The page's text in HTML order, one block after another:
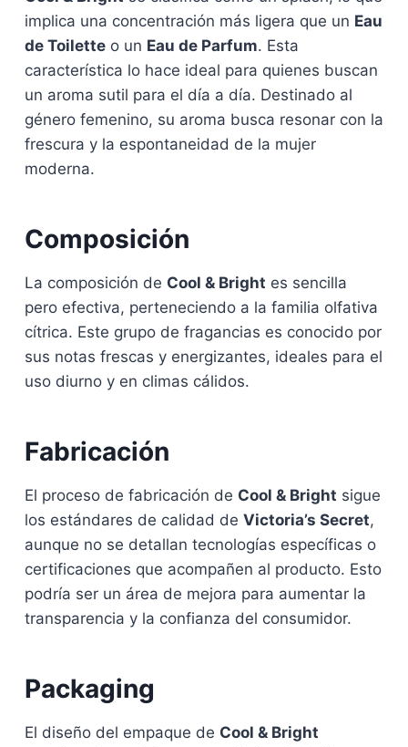
implica una concentración más ligera que un Eau
de Toilette o un Eau de Parfum. Esta
característica lo hace ideal para quienes buscan
un aroma sutil para el día a día. Destinado al
género femenino, su aroma busca resonar con la
frescura y la espontaneidad de la mujer
moderna.
Composición
La composición de Cool & Bright es sencilla
pero efectiva, perteneciendo a la familia olfativa
cítrica. Este grupo de fragancias es conocido por
sus notas frescas y energizantes, ideales para el
uso diurno y en climas cálidos.
Fabricación
El proceso de fabricación de Cool & Bright sigue
los estándares de calidad de Victoria’s Secret,
aunque no se detallan tecnologías específicas o
certificaciones que acompañen al producto. Esto
podría ser un área de mejora para aumentar la
transparencia y la confianza del consumidor.
Packaging
El diseño del empaque de Cool & Bright